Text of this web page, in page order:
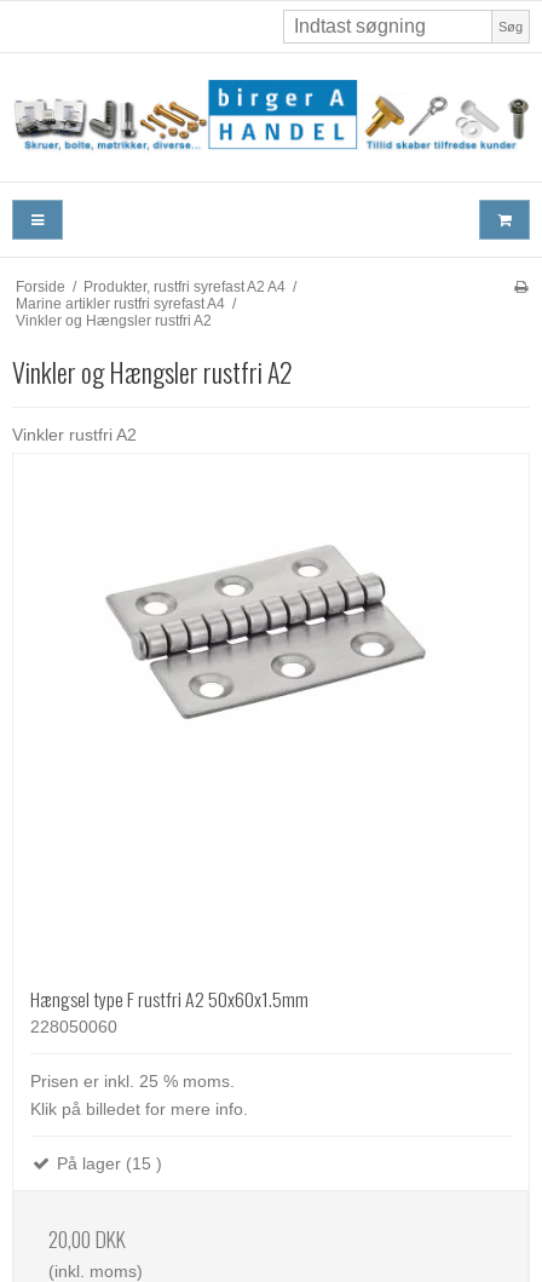
Søg
Forside / Produkter, rustfri syrefast A2 A4 /
Marine artikler rustfri syrefast A4 /
Vinkler og Hængsler rustfri A2
Vinkler og Hængsler rustfri A2
Vinkler rustfri A2
Hængsel type F rustfri A2 50x60x1.5mm
228050060
Prisen er inkl. 25 % moms.
Klik på billedet for mere info.
På lager (15 )
20,00 DKK
(inkl. moms)